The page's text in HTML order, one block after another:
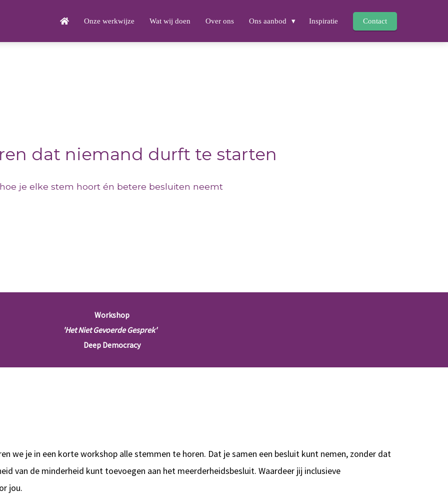
Onze werkwijze Wat wij doen Over ons Ons aanbod Inspiratie Contact
dat niemand durft te starten
je elke stem hoort én betere besluiten neemt
Workshop
'Het Niet Gevoerde Gesprek'
Deep Democracy
we je in een korte workshop alle stemmen te horen. Dat je samen een besluit kunt nemen, zonder dat
van de minderheid kunt toevoegen aan het meerderheidsbesluit. Waardeer jij inclusieve
jou.